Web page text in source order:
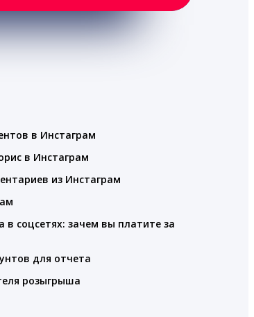
в Инстаграм
в Инстаграм
из Инстаграм
в соцсетях: зачем вы платите за
для отчета
розыгрыша